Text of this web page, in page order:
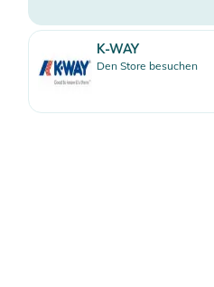
K-WAY
Den Store besuchen